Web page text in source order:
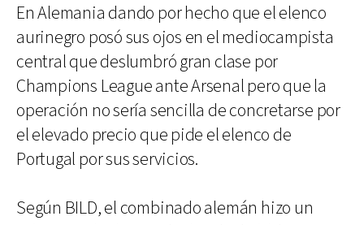
En Alemania dando por hecho que el elenco
aurinegro posó sus ojos en el mediocampista
central que deslumbró gran clase por
Champions League ante Arsenal pero que la
operación no sería sencilla de concretarse por
el elevado precio que pide el elenco de
Portugal por sus servicios.
Según BILD, el combinado alemán hizo un